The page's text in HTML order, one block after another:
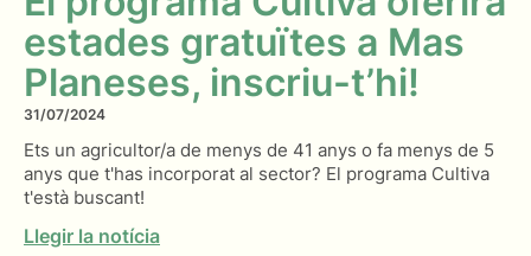
estades gratuïtes a Mas
Planeses, inscriu-t’hi!
31/07/2024
Ets un agricultor/a de menys de 41 anys o fa menys de 5
anys que t'has incorporat al sector? El programa Cultiva
t'està buscant!
Llegir la notícia